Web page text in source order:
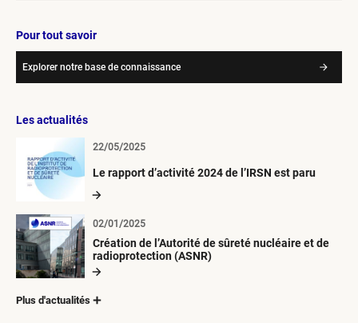
Pour tout savoir
Explorer notre base de connaissance
Les actualités
Le rapport d’activité 2024 de l’IRSN est paru
22/05/2025
Création de l’Autorité de sûreté nucléaire et de
radioprotection (ASNR)
02/01/2025
Plus d'actualités